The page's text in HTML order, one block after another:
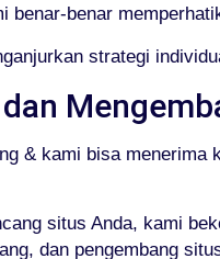
benar-benar
strategi
& kami bisa menerima
situs Anda, kami
dan pengembang